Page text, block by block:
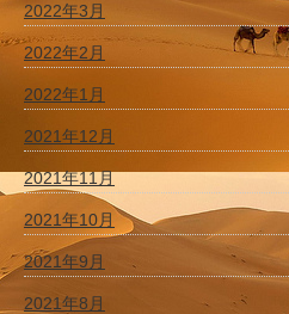
2022年3月
2022年2月
2022年1月
2021年12月
2021年11月
2021年10月
2021年9月
2021年8月